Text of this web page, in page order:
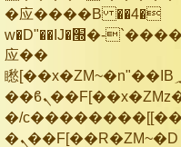
�应����B ��4�
w�D"��IJ�׭�-`������S��9�Dr�ji��EJ߅��gJ�
应��
矁[��x�ZM~�n"��IB؃��!'����Тѕ��+��(m��IK�ʭ�/|
��ϐܢ��F[��x�ZMz�G�� %嬩
�/
�ܢ��F[��R�ZM~�D